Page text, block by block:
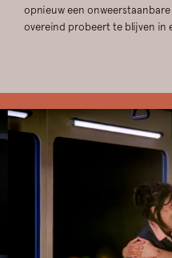
opnieuw een
overeind probeert te blijven in
Skip